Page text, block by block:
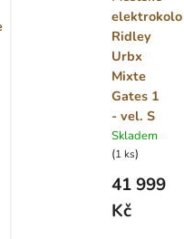
elektrokolo
Ridley
Urbx
Mixte
Gates 1
- vel. S
Skladem
(1 ks)
41 999
Kč